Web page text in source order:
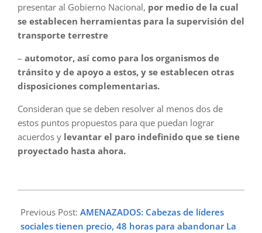
presentar al Gobierno Nacional, por medio de la cual
se establecen herramientas para la supervisión del
transporte terrestre
– automotor, así como para los organismos de
tránsito y de apoyo a estos, y se establecen otras
disposiciones complementarias.
Consideran que se deben resolver al menos dos de
estos puntos propuestos para que puedan lograr
acuerdos y levantar el paro indefinido que se tiene
proyectado hasta ahora.
02-
22
Previous Post: AMENAZADOS: Cabezas de líderes
sociales tienen precio, 48 horas para abandonar La